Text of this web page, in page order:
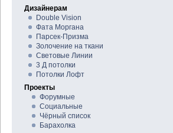
Дизайнерам
Double Vision
Фата Моргана
Парсек-Призма
Золочение на ткани
Световые Линии
3 Д потолки
Потолки Лофт
Проекты
Форумные
Социальные
Чёрный список
Барахолка